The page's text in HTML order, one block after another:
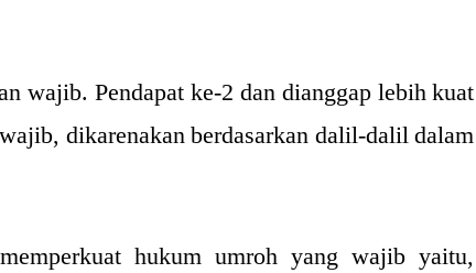
wajib. Pendapat ke-2 dan dianggap lebih kuat
dikarenakan berdasarkan dalil-dalil dalam
hukum umroh yang wajib yaitu,